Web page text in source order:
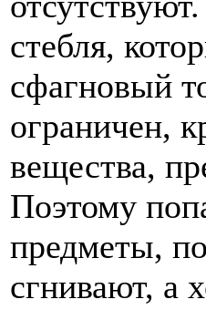
стебля,
сфагновый
ограничен,
вещества,
Поэтому
предметы,
сгнивают, а